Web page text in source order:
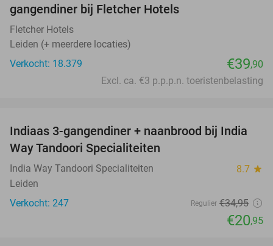
gangendiner bij Fletcher Hotels
Fletcher Hotels
Leiden (+ meerdere locaties)
Verkocht: 18.379
€39,90
Excl. ca. €3 p.p.p.n. toeristenbelasting
40%
Indiaas 3-gangendiner + naanbrood bij India
Way Tandoori Specialiteiten
India Way Tandoori Specialiteiten 8.7 star
Leiden
Verkocht: 247
Regulier €34,95
€20,95